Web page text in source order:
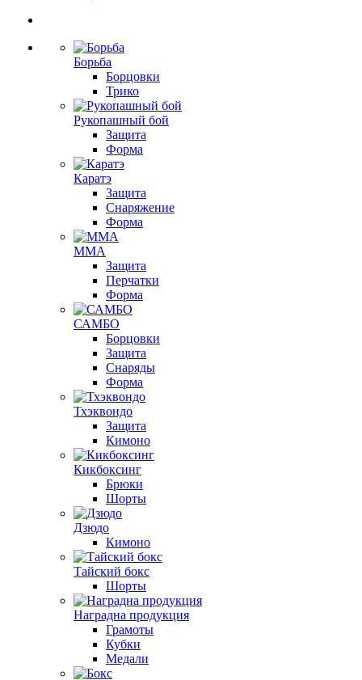
Борьба
Борцовки
Трико
Рукопашный бой
Защита
Форма
Каратэ
Защита
Снаряжение
Форма
ММА
Защита
Перчатки
Форма
САМБО
Борцовки
Защита
Снаряды
Форма
Тхэквондо
Защита
Кимоно
Кикбоксинг
Брюки
Шорты
Дзюдо
Кимоно
Тайский бокс
Шорты
Наградна продукция
Грамоты
Кубки
Медали